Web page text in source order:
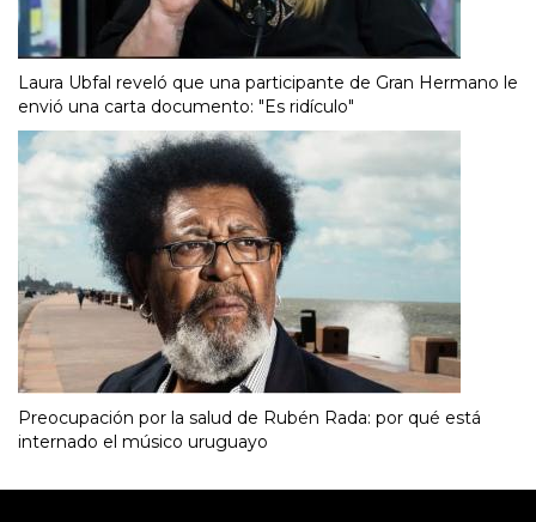
Laura Ubfal reveló que una participante de Gran Hermano le
envió una carta documento: "Es ridículo"
Preocupación por la salud de Rubén Rada: por qué está
internado el músico uruguayo